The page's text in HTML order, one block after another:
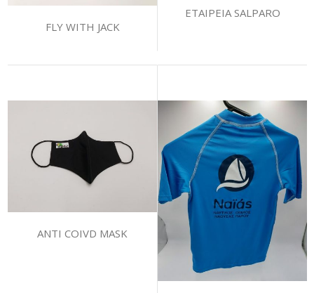
FLY WITH JACK
ΕΤΑΙΡΕΙΑ SALPARO
ANTI COIVD MASK